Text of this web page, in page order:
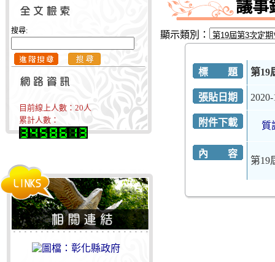
搜尋:
目前線上人數： 20人
累計人數：
議事
顯示類別：
標 題 第19
張貼日期
附件下載 質
內 容
第19